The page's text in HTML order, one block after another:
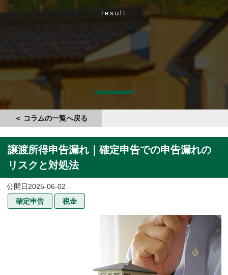
result
＜ コラムの一覧へ戻る
譲渡所得申告漏れ｜確定申告での申告漏れの
リスクと対処法
2025-06-02
確定申告
税金